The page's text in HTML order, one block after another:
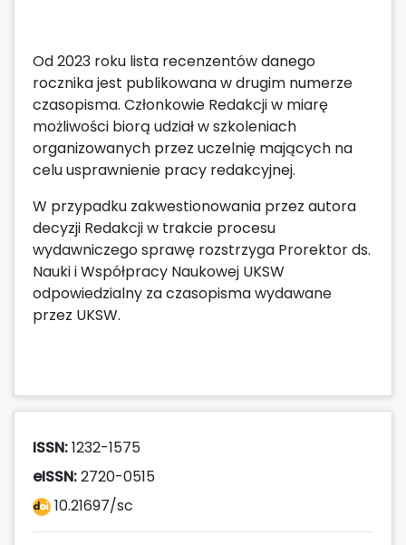
Od 2023 roku lista recenzentów danego
rocznika jest publikowana w drugim numerze
czasopisma. Członkowie Redakcji w miarę
możliwości biorą udział w szkoleniach
organizowanych przez uczelnię mających na
celu usprawnienie pracy redakcyjnej.
W przypadku zakwestionowania przez autora
decyzji Redakcji w trakcie procesu
wydawniczego sprawę rozstrzyga Prorektor ds.
Nauki i Współpracy Naukowej UKSW
odpowiedzialny za czasopisma wydawane
przez UKSW.
ISSN:1232-1575
eISSN:2720-0515
10.21697/sc